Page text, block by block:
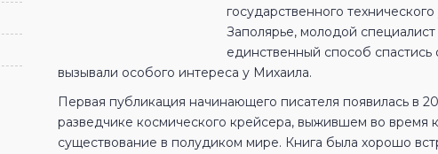
государственного
Заполярье, молодой
единственный способ
вызывали особого интереса у Михаила.
Первая публикация начинающего писателя появилась в
разведчике космического крейсера, выжившем во
существование в полудиком мире. Книга была хорошо